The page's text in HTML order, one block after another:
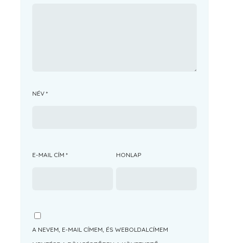
NÉV*
E-MAIL CÍM* HONLAP
A NEVEM, E-MAIL CÍMEM, ÉS WEBOLDALCÍMEM